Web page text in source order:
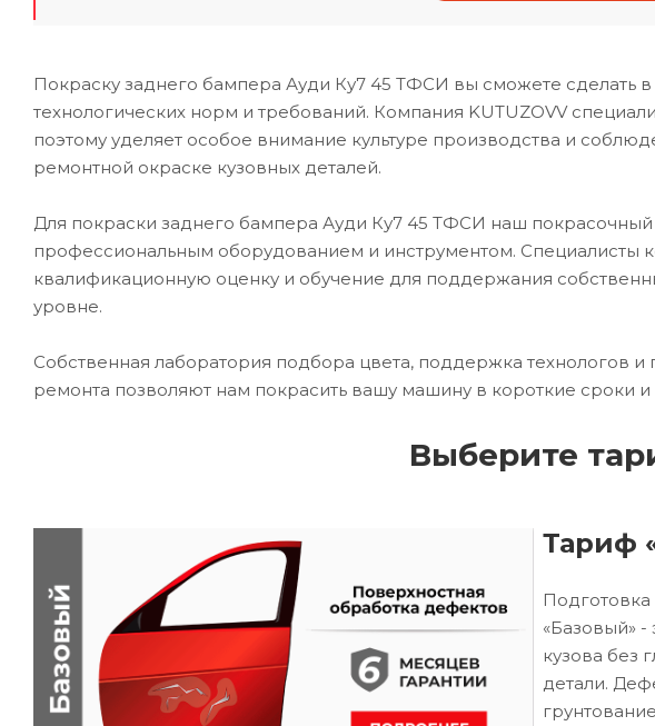
Покраску заднего бампера Ауди Ку7 45 ТФСИ вы сможете сделать
технологических норм и требований. Компания KUTUZOVV
поэтому уделяет особое внимание культуре производства и
ремонтной окраске кузовных деталей.
Для покраски заднего бампера Ауди Ку7 45 ТФСИ наш
профессиональным оборудованием и инструментом. Специалисты
квалификационную оценку и обучение для поддержания
уровне.
Собственная лаборатория подбора цвета, поддержка технологов
ремонта позволяют нам покрасить вашу машину в короткие сроки
Выберите
Тариф
«Базовый»
кузова без
детали.